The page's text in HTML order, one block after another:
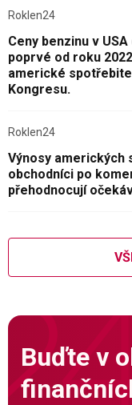
Roklen24
Ceny benzinu v
poprvé od roku
americké
Kongresu.
Roklen24
Výnosy amerických
obchodníci po
přehodnocují
Buďte v